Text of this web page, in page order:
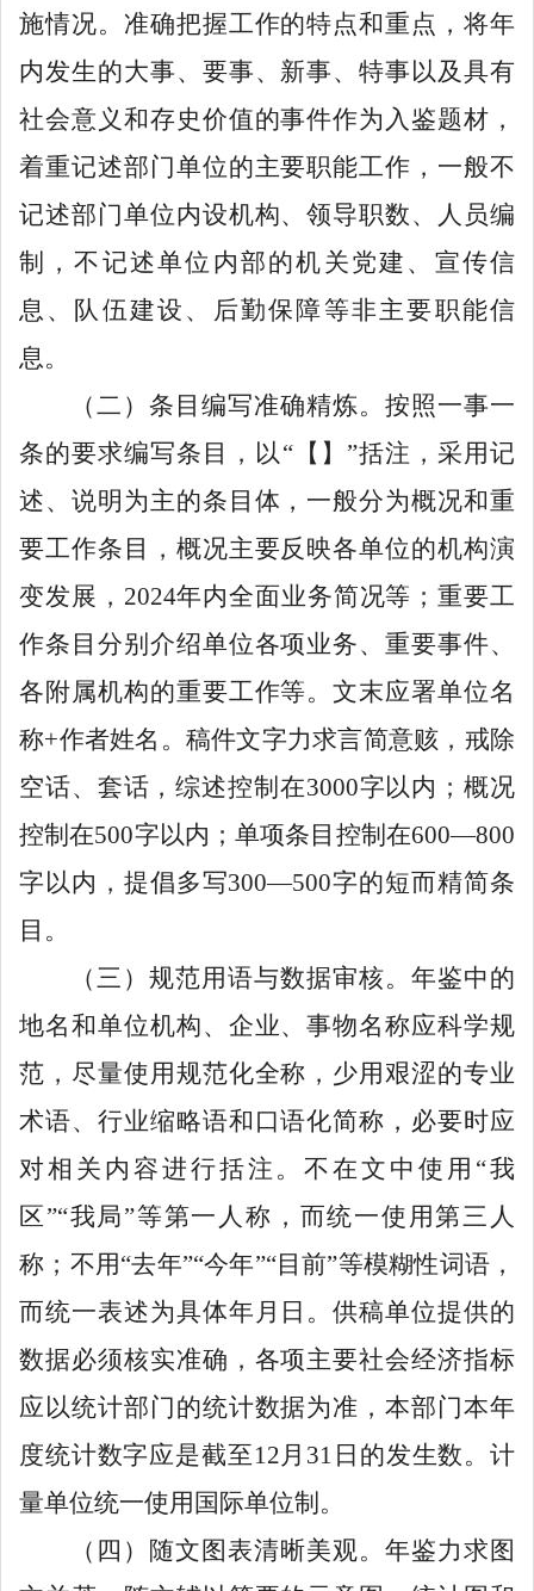
施情况。 准确把握工作的特点和重点，将年
内发生的大事、要事、新事、特事以及具有
社会意义和存史价值的事件作为入鉴题材，
着重记述部门单位的主要职能工作，一般不
记述部门单位内设机构、领导职数、人员编
制，不记述单位内部的机关党建、宣传信
息、队伍建设、后勤保障等非主要职能信
息。
（二）条目编写准确精炼。 按照一事一
条的要求编写条目，以 “【】”括注，采用记
述、说明为主的条目体，一般分为概况和重
要工作条目，概况主要反映各单位的机构演
变发展， 2024年内全面业务简况等；重要工
作条目分别介绍单位各项业务、重要事件、
各附属机构的重要工作等。文末应署单位名
称+作者姓名。稿件文字力求言简意赅，戒除
空话、套话，综述控制在3000字以内；概况
控制在500字以内；单项条目控制在600—800
字以内，提倡多写300—500字的短而精简条
目。
（三）规范用语与数据审核。 年鉴中的
地名和单位机构、企业、事物名称应科学规
范，尽量使用规范化全称，少用艰涩的专业
术语、行业缩略语和口语化简称，必要时应
对相关内容进行括注。不在文中使 用 “我
区”“我局”等第一人称，而统一使用第三人
称；不用“去年”“今年”“目前”等模糊性词语，
而统一表述为具体年月日。供稿单位提供的
数据必须核实准确，各项主要社会经济指标
应以统计部门的统计数据为准，本部门本年
度统计数字应是截至12 月 31 日的发生数。计
量单位统一使用国际单位制。
（四）随文图表清晰美观。 年鉴力求图